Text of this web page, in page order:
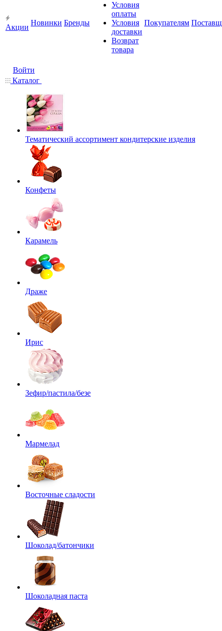
Акции
Новинки Бренды
Условия
оплаты
Условия
доставки
Возврат
товара
Покупателям
Войти
Каталог
Тематический ассортимент кондитерские изделия
Конфеты
Карамель
Драже
Ирис
Зефир/пастила/безе
Мармелад
Восточные сладости
Шоколад/батончики
Шоколадная паста